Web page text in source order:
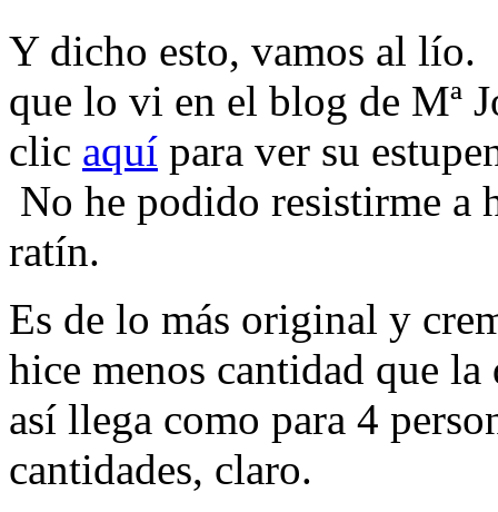
Y dicho esto, vamos al lío.
que lo vi en el blog de Mª
clic aquí para ver su
No he podido resistirme a
ratín.
Es de lo más original y
hice menos cantidad que
así llega como para 4
cantidades, claro.